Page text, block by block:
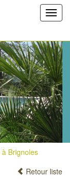
Brignoles
Retour liste